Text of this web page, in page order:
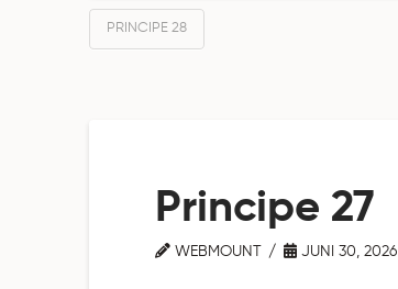
PRINCIPE 28
Principe 27
WEBMOUNT JUNI 30, 2026